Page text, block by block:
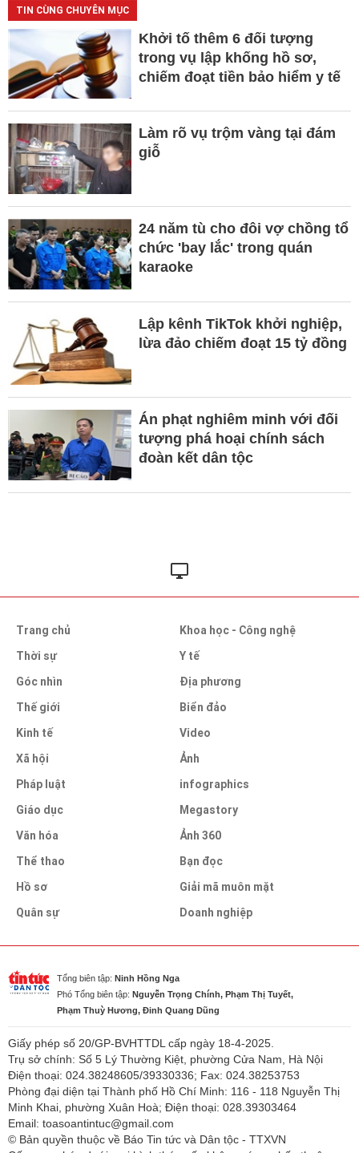
TIN CÙNG CHUYÊN MỤC
Khởi tố thêm 6 đối tượng
trong vụ lập khống hồ sơ,
chiếm đoạt tiền bảo hiểm y tế
Làm rõ vụ trộm vàng tại đám
giỗ
24 năm tù cho đôi vợ chồng tổ
chức 'bay lắc' trong quán
karaoke
Lập kênh TikTok khởi nghiệp,
lừa đảo chiếm đoạt 15 tỷ đồng
Án phạt nghiêm minh với đối
tượng phá hoại chính sách
đoàn kết dân tộc
Trang chủ
Thời sự
Góc nhìn
Thế giới
Kinh tế
Xã hội
Pháp luật
Giáo dục
Văn hóa
Thể thao
Hồ sơ
Quân sự
Khoa học - Công nghệ
Y tế
Địa phương
Biển đảo
Video
Ảnh
infographics
Megastory
Ảnh 360
Bạn đọc
Giải mã muôn mặt
Doanh nghiệp
Tổng biên tập: Ninh Hồng Nga
Phó Tổng biên tập: Nguyễn Trọng Chính, Phạm Thị Tuyết,
Phạm Thuỳ Hương, Đinh Quang Dũng
Giấy phép số 20/GP-BVHTTDL cấp ngày 18-4-2025.
Trụ sở chính: Số 5 Lý Thường Kiệt, phường Cửa Nam, Hà Nội
Điện thoại: 024.38248605/39330336; Fax: 024.38253753
Phòng đại diện tại Thành phố Hồ Chí Minh: 116 - 118 Nguyễn Thị
Minh Khai, phường Xuân Hoà; Điện thoại: 028.39303464
Email: toasoantintuc@gmail.com
© Bản quyền thuộc về Báo Tin tức và Dân tộc - TTXVN